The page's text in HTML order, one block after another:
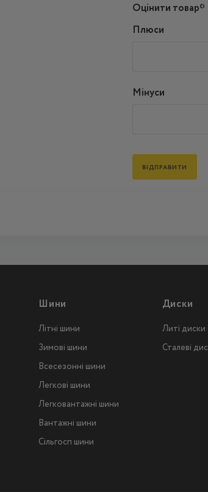
Оцінити товар*
Плюси
Мінуси
Шини
Літні шини
Зимові шини
Всесезонні шини
Легкові шини
Легковантажнi шини
Вантажнi шини
Сільгосп шини
Диски
Литі диски
Сталеві